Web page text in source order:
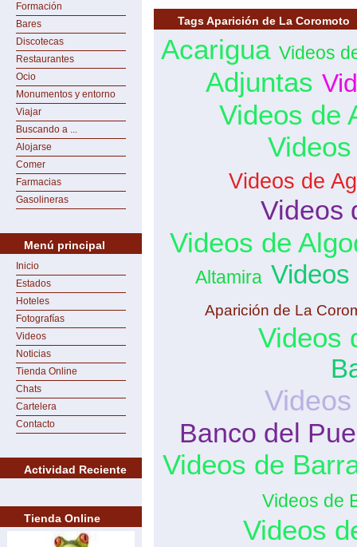
Formación
Bares
Discotecas
Restaurantes
Ocio
Monumentos y entorno
Viajar
Buscando a ...
Alojarse
Comer
Farmacias
Gasolineras
Menú principal
Inicio
Estados
Hoteles
Fotografías
Videos
Noticias
Tienda Online
Chats
Cartelera
Contacto
Actividad Reciente
Tienda Online
Tags Aparición de La Coromoto
Acarigua Videos
Adjuntas
Videos de
Videos de
Videos
Videos de
Altamira Videos
Aparición de La
Videos
Banco del
Videos de
Videos de
Videos